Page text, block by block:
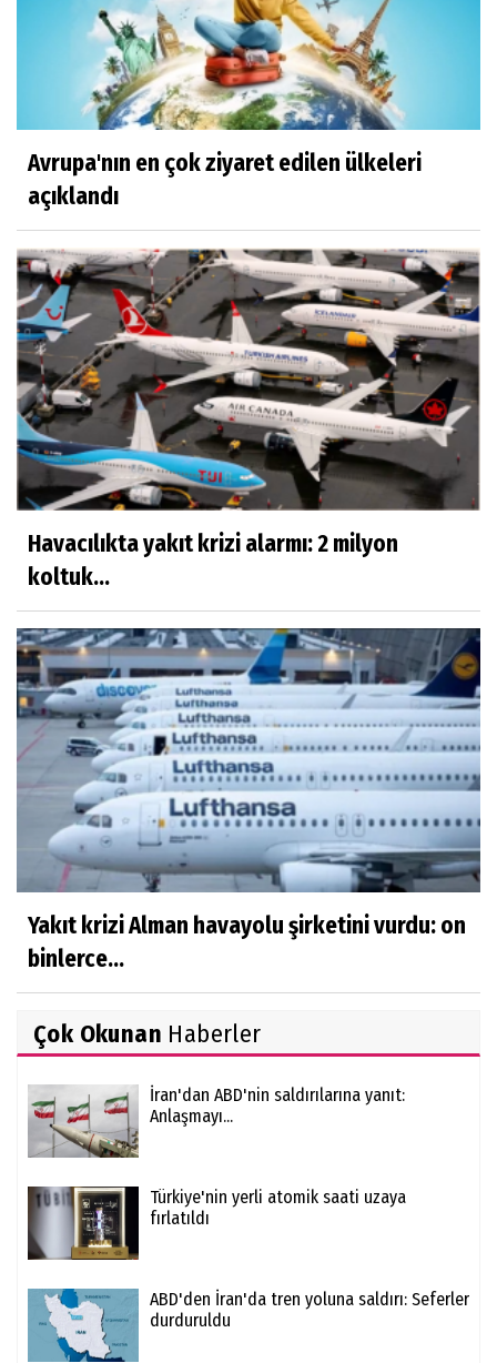
Avrupa'nın en çok ziyaret edilen ülkeleri
açıklandı
Havacılıkta yakıt krizi alarmı: 2 milyon
koltuk...
Yakıt krizi Alman havayolu şirketini vurdu: on
binlerce...
Çok Okunan Haberler
İran'dan ABD'nin saldırılarına yanıt:
Anlaşmayı...
Türkiye'nin yerli atomik saati uzaya
fırlatıldı
ABD'den İran'da tren yoluna saldırı: Seferler
durduruldu